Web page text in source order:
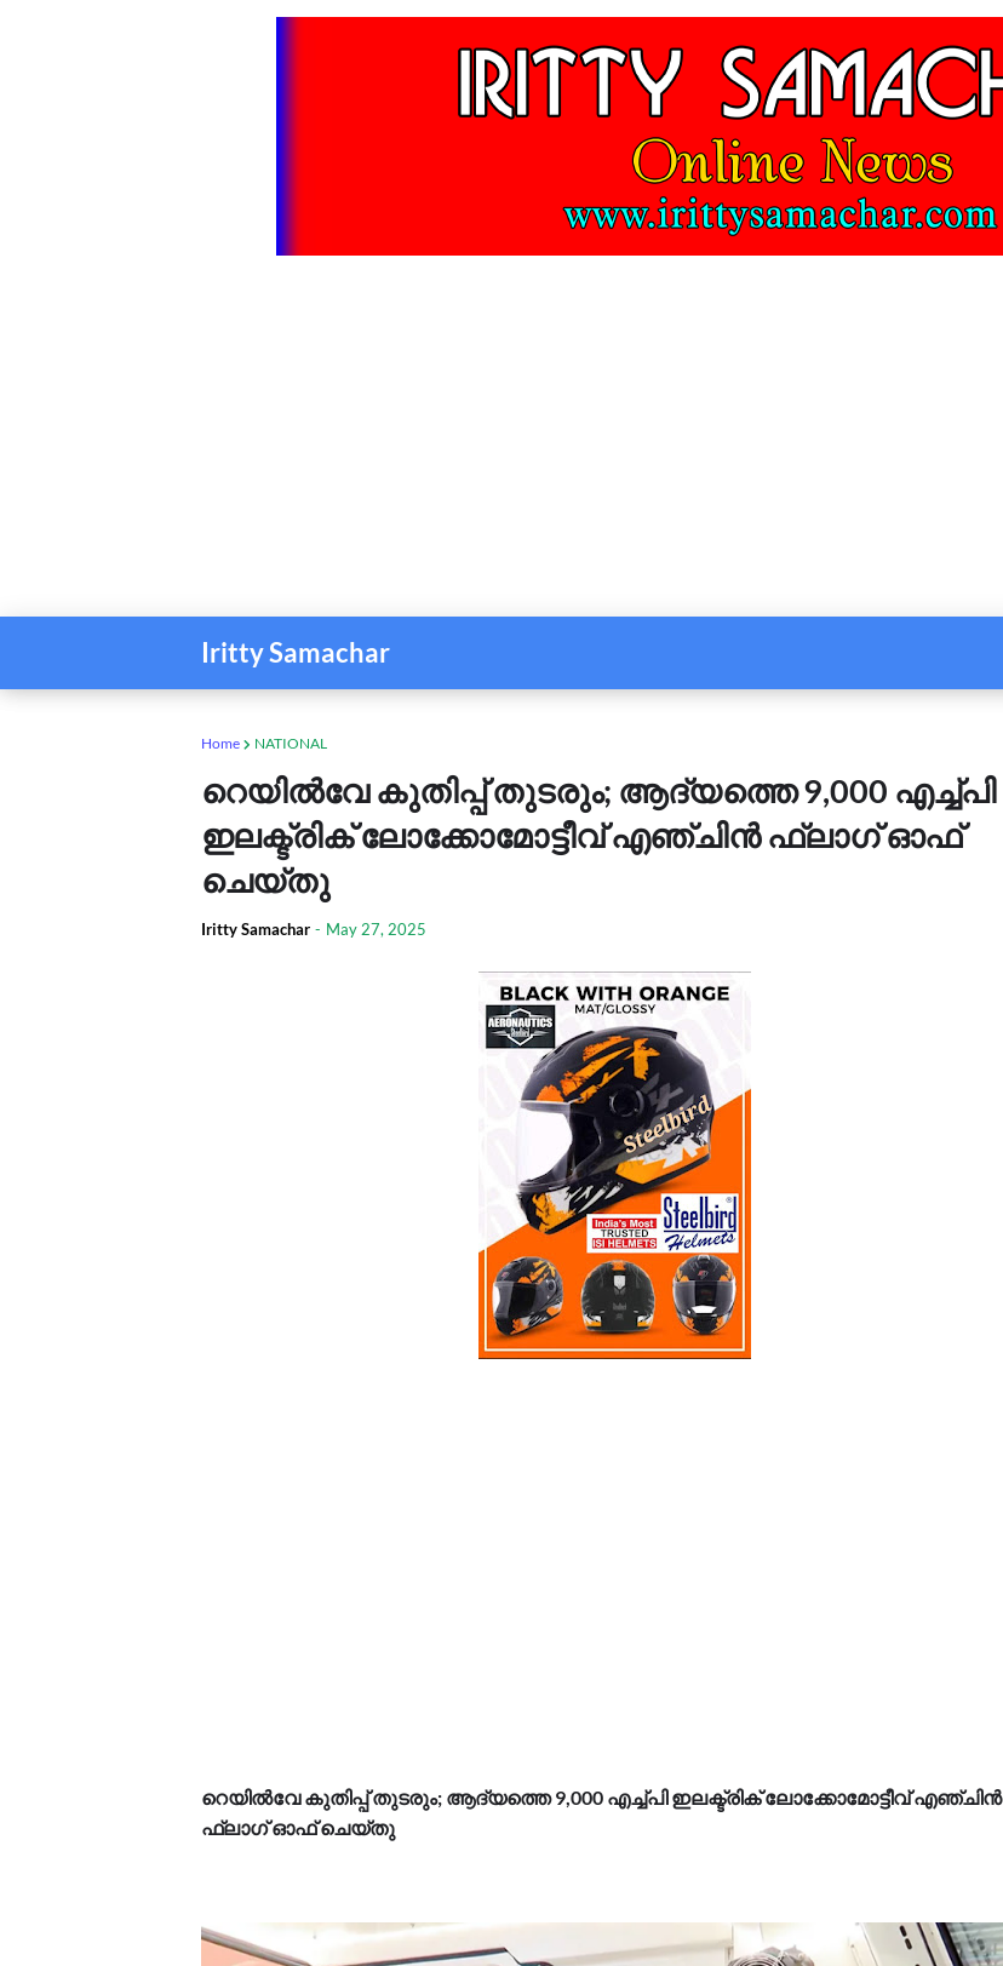
Iritty Samachar
Home NATIONAL
റെയില്‍വേ കുതിപ്പ് തുടരും; ആദ്യത്തെ 9,000 എച്ച്പി
ഇലക്ട്രിക് ലോക്കോമോട്ടീവ് എഞ്ചിന്‍ ഫ്‌ലാഗ്‌ ഓഫ്
ചെയ്തു
Iritty Samachar - May 27, 2025
റെയില്‍വേ കുതിപ്പ് തുടരും; ആദ്യത്തെ 9,000 എച്ച്പി ഇലക്ട്രിക് ലോക്കോമോട്ടീവ് എഞ്ചിന്‍
ഫ്‌ലാഗ്‌ ഓഫ് ചെയ്തു